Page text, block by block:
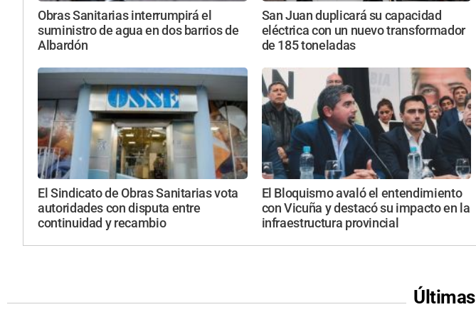
Obras Sanitarias interrumpirá el
suministro de agua en dos barrios de
Albardón
San Juan duplicará su capacidad
eléctrica con un nuevo transformador
de 185 toneladas
El Sindicato de Obras Sanitarias vota
autoridades con disputa entre
continuidad y recambio
El Bloquismo avaló el entendimiento
con Vicuña y destacó su impacto en la
infraestructura provincial
Últimas